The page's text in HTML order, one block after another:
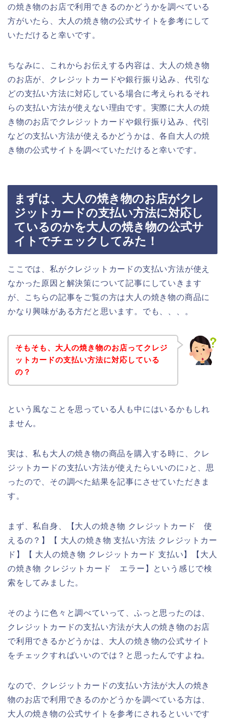
の焼き物のお店で利用できるのかどうかを調べている
方がいたら、大人の焼き物の公式サイトを参考にして
いただけると幸いです。
ちなみに、これからお伝えする内容は、大人の焼き物
のお店が、クレジットカードや銀行振り込み、代引な
どの支払い方法に対応している場合に考えられるそれ
らの支払い方法が使えない理由です。実際に大人の焼
き物のお店でクレジットカードや銀行振り込み、代引
などの支払い方法が使えるかどうかは、各自大人の焼
き物の公式サイトを調べていただけると幸いです。
まずは、大人の焼き物のお店がクレ
ジットカードの支払い方法に対応し
ているのかを大人の焼き物の公式サ
イトでチェックしてみた！
ここでは、私がクレジットカードの支払い方法が使え
なかった原因と解決策について記事にしていきます
が、こちらの記事をご覧の方は大人の焼き物の商品に
かなり興味がある方だと思います。でも、、、。
そもそも、大人の焼き物のお店ってクレジ
ットカードの支払い方法に対応している
の？
という風なことを思っている人も中にはいるかもしれ
ません。
実は、私も大人の焼き物の商品を購入する時に、クレ
ジットカードの支払い方法が使えたらいいのに♪と、思
ったので、その調べた結果を記事にさせていただきま
す。
まず、私自身、【大人の焼き物 クレジットカード 使
えるの？】【 大人の焼き物 支払い方法 クレジットカー
ド】【 大人の焼き物 クレジットカード 支払い】【大人
の焼き物 クレジットカード エラー】という感じで検
索をしてみました。
そのように色々と調べていって、ふっと思ったのは、
クレジットカードの支払い方法が大人の焼き物のお店
で利用できるかどうかは、大人の焼き物の公式サイト
をチェックすればいいのでは？と思ったんですよね。
なので、クレジットカードの支払い方法が大人の焼き
物のお店で利用できるのかどうかを調べている方は、
大人の焼き物の公式サイトを参考にされるといいです